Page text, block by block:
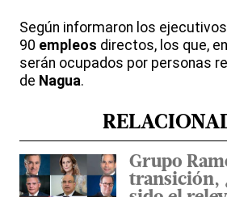
Según informaron los
90 empleos directos, los que,
serán ocupados por personas
de Nagua.
Grupo
transición,